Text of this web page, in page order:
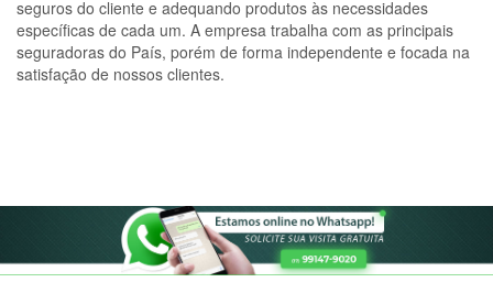
seguros do cliente e adequando produtos às necessidades
específicas de cada um. A empresa trabalha com as principais
seguradoras do País, porém de forma independente e focada na
satisfação de nossos clientes.